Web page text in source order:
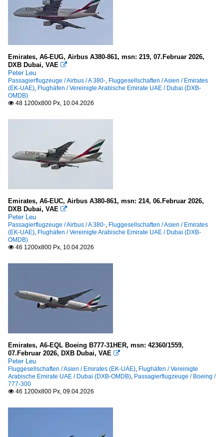
Emirates, A6-EUG, Airbus A380-861, msn: 219, 07.Februar 2026,
DXB Dubai, VAE 
Peter Leu
Passagierflugzeuge / Airbus / A 380-, Fluggesellschaften / Asien / Emirates
(EK-UAE), Flughäfen / Vereinigte Arabische Emirate UAE / Dubai (DXB-
OMDB)
 48 1200x800 Px, 10.04.2026
Emirates, A6-EUC, Airbus A380-861, msn: 214, 06.Februar 2026,
DXB Dubai, VAE 
Peter Leu
Passagierflugzeuge / Airbus / A 380-, Fluggesellschaften / Asien / Emirates
(EK-UAE), Flughäfen / Vereinigte Arabische Emirate UAE / Dubai (DXB-
OMDB)
 46 1200x800 Px, 10.04.2026
Emirates, A6-EQL Boeing B777-31HER, msn: 42360/1559,
07.Februar 2026, DXB Dubai, VAE 
Peter Leu
Fluggesellschaften / Asien / Emirates (EK-UAE), Flughäfen / Vereinigte
Arabische Emirate UAE / Dubai (DXB-OMDB), Passagierflugzeuge / Boeing /
777-300
 46 1200x800 Px, 09.04.2026